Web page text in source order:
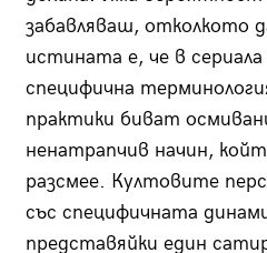
забавляваш, отколкото
истината е, че в сериала
специфична
практики биват
ненатрапчив начин,
разсмее. Култовите
със специфичната
представяйки един